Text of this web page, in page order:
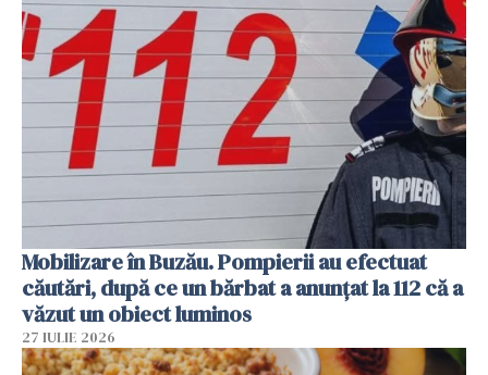
Mobilizare în Buzău. Pompierii au efectuat
căutări, după ce un bărbat a anunțat la 112 că a
văzut un obiect luminos
27 IULIE 2026